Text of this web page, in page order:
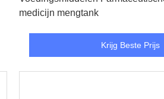
medicijn mengtank
Krijg Beste Prijs